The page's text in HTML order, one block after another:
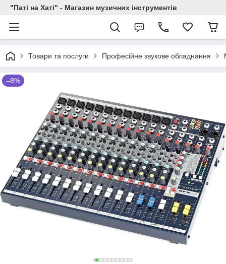
"Паті на Хаті" - Магазин музичних інструментів
Товари та послуги Професійне звукове обладнання
–8%